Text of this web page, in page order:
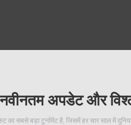
अपडेट और
का सबसे बड़ा टुर्नामेंट है, जिसमें हर चार साल में